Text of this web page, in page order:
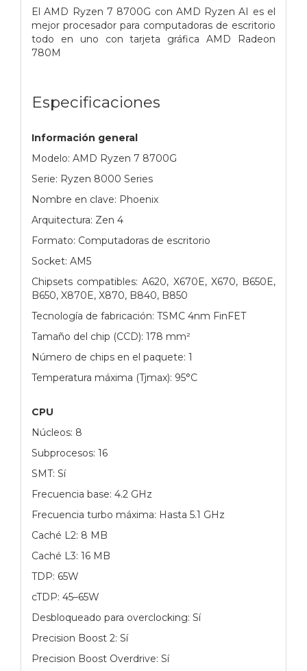
El AMD Ryzen 7 8700G con AMD Ryzen AI es el
mejor procesador para computadoras de escritorio
todo en uno con tarjeta gráfica AMD Radeon
780M
Especificaciones
Información general
Modelo: AMD Ryzen 7 8700G
Serie: Ryzen 8000 Series
Nombre en clave: Phoenix
Arquitectura: Zen 4
Formato: Computadoras de escritorio
Socket: AM5
Chipsets compatibles: A620, X670E, X670, B650E,
B650, X870E, X870, B840, B850
Tecnología de fabricación: TSMC 4nm FinFET
Tamaño del chip (CCD): 178 mm²
Número de chips en el paquete: 1
Temperatura máxima (Tjmax): 95°C
CPU
Núcleos: 8
Subprocesos: 16
SMT: Sí
Frecuencia base: 4.2 GHz
Frecuencia turbo máxima: Hasta 5.1 GHz
Caché L2: 8 MB
Caché L3: 16 MB
TDP: 65W
cTDP: 45–65W
Desbloqueado para overclocking: Sí
Precision Boost 2: Sí
Precision Boost Overdrive: Sí